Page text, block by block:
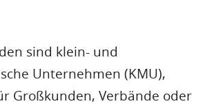
sind klein- und
Unternehmen (KMU),
Großkunden, Verbände oder